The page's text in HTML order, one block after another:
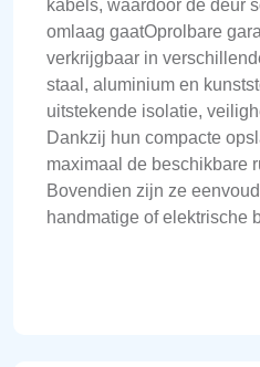
kabels, waardoor de deur
omlaag gaatOprolbare
verkrijgbaar in
staal, aluminium en
uitstekende isolatie,
Dankzij hun compacte
maximaal de beschikbare
Bovendien zijn ze
handmatige of elektrische